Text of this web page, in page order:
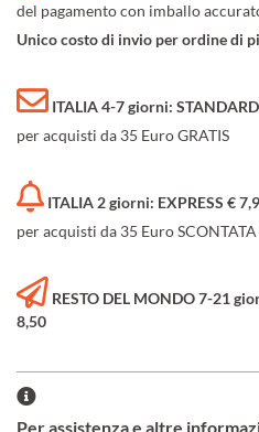
del pagamento con imballo
Unico costo di invio per ordine di
ITALIA 4-7 giorni:
per acquisti da 35 Euro GRATIS
ITALIA 2 giorni: EXPRESS €
per acquisti da 35 Euro
RESTO DEL MONDO 7-21
8,50
Per assistenza e altre